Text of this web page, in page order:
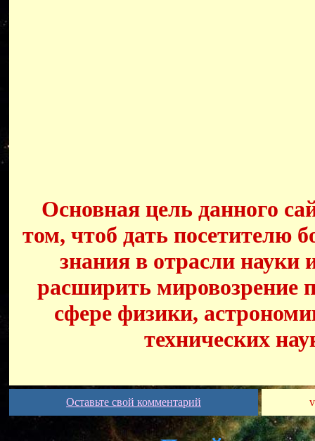
Основная цель данного
том, чтоб дать посетителю
знания в отрасли науки
расширить мировозрение
сфере физики,
технических
Оставьте свой комментарий